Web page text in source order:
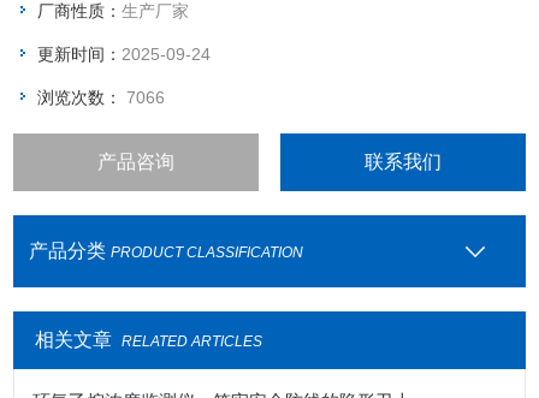
厂商性质：生产厂家
更新时间：2025-09-24
浏览次数：7066
产品咨询 联系我们
产品分类 PRODUCT CLASSIFICATION
相关文章 RELATED ARTICLES